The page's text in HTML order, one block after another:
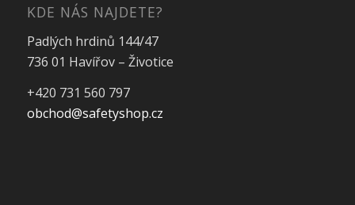
KDE NÁS NAJDETE?
Padlých hrdinů 144/47
736 01 Havířov – Životice
+420 731 560 797
obchod@safetyshop.cz